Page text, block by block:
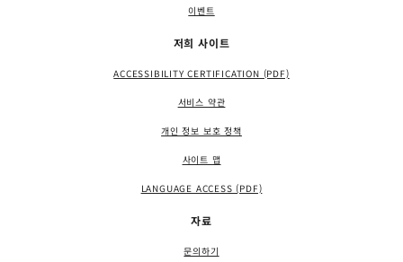
이벤트
저희 사이트
ACCESSIBILITY CERTIFICATION (PDF)
서비스 약관
개인 정보 보호 정책
사이트 맵
LANGUAGE ACCESS (PDF)
자료
문의하기